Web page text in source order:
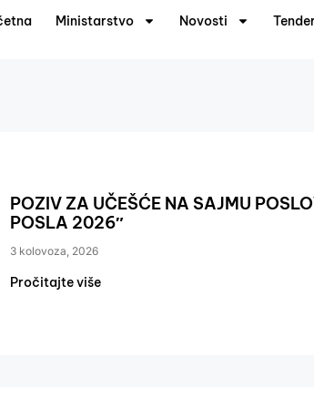
Ministarstvo Novosti
POZIV ZA UČEŠĆE NA SAJMU
POSLA 2026″
3 kolovoza, 2026
Pročitajte više